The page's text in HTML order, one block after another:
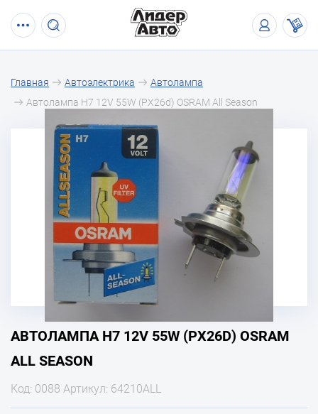
Главная Автоэлектрика
Автолампа
Автолампа H7 12V 55W (PX26d) OSRAM All Season
АВТОЛАМПА H7 12V 55W (PX26D) OSRAM
ALL SEASON
Код: 0088 Артикул: 64210ALL